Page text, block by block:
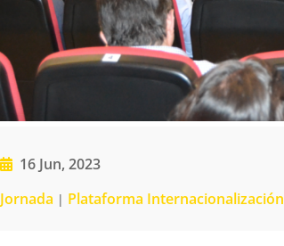
16 Jun, 2023
Jornada | Plataforma Internacionalización